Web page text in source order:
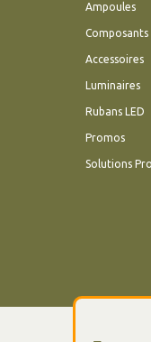
Ampoules
Composants
Accessoires
Luminaires
Rubans LED
Promos
Solutions Pro